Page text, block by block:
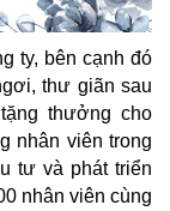
ty, bên cạnh đó
thư giãn sau
thưởng cho
nhân viên trong
tư và phát triển
nhân viên cùng